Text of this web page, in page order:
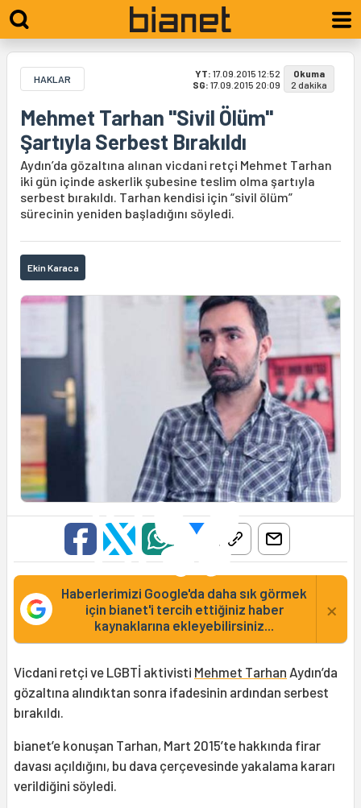
HAKLAR YT: 17.09.2015 12:52
SG: 17.09.2015 20:09
Okuma
2 dakika
Mehmet Tarhan "Sivil Ölüm"
Şartıyla Serbest Bırakıldı
Aydın’da gözaltına alınan vicdani retçi Mehmet Tarhan
iki gün içinde askerlik şubesine teslim olma şartıyla
serbest bırakıldı. Tarhan kendisi için “sivil ölüm”
sürecinin yeniden başladığını söyledi.
Ekin Karaca
Haberlerimizi Google'da daha sık görmek
için bianet'i tercih ettiğiniz haber
kaynaklarına ekleyebilirsiniz...
×
Vicdani retçi ve LGBTİ aktivisti Mehmet Tarhan Aydın’da
gözaltına alındıktan sonra ifadesinin ardından serbest
bırakıldı.
bianet’e konuşan Tarhan, Mart 2015’te hakkında firar
davası açıldığını, bu dava çerçevesinde yakalama kararı
verildiğini söyledi.